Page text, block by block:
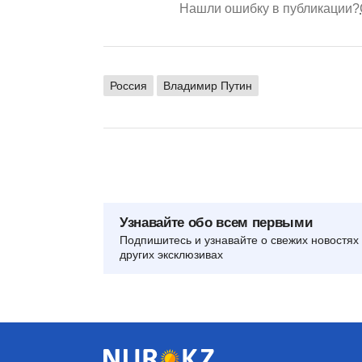
Нашли ошибку в публикации?
Россия Владимир Путин
Узнавайте обо всем первыми
Подпишитесь и узнавайте о свежих
других эксклюзивах